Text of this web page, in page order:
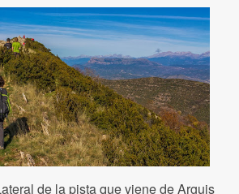
de la pista que viene de Arguis